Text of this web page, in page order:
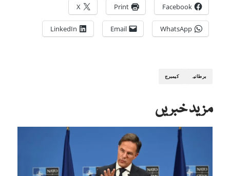
Facebook
Print
X
WhatsApp
Email
LinkedIn
برطانیہ کیمبرج
مزید خبریں